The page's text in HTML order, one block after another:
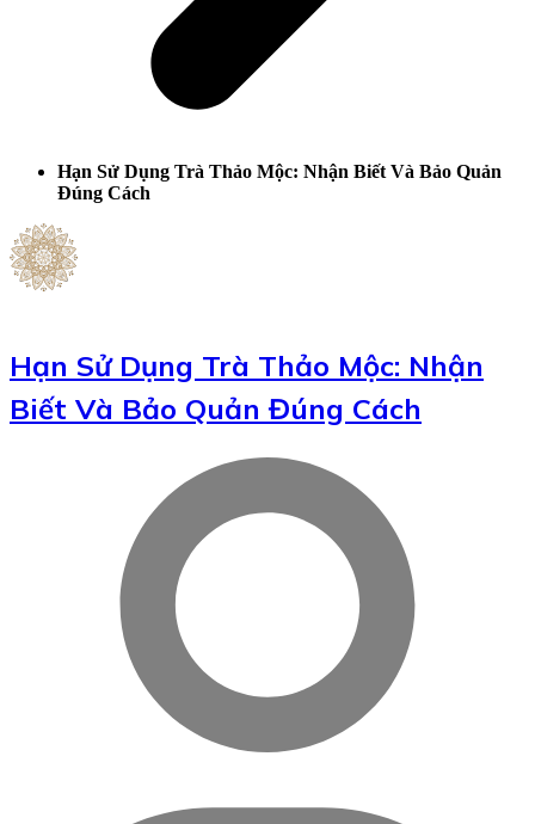
Hạn Sử Dụng Trà Thảo Mộc: Nhận Biết Và Bảo Quản
Đúng Cách
Hạn Sử Dụng Trà Thảo Mộc: Nhận
Biết Và Bảo Quản Đúng Cách